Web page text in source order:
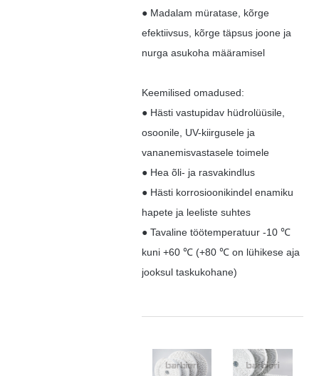
● Madalam müratase, kõrge
efektiivsus, kõrge täpsus joone ja
nurga asukoha määramisel
Keemilised omadused:
● Hästi vastupidav hüdrolüüsile,
osoonile, UV-kiirgusele ja
vananemisvastasele toimele
● Hea õli- ja rasvakindlus
● Hästi korrosioonikindel enamiku
hapete ja leeliste suhtes
● Tavaline töötemperatuur -10 ℃
kuni +60 ℃ (+80 ℃ on lühikese aja
jooksul taskukohane)